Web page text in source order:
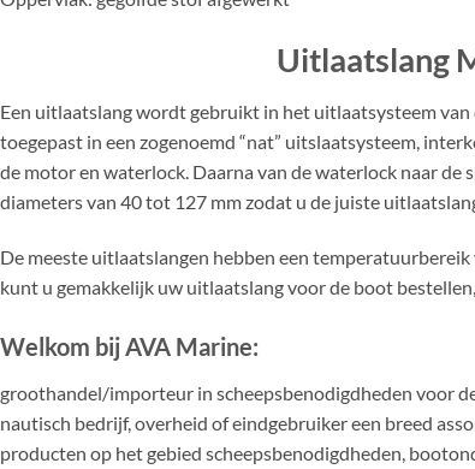
Uitlaatslang
Een uitlaatslang wordt gebruikt in het uitlaatsysteem
toegepast in een zogenoemd “nat” uitslaatsysteem,
de motor en waterlock. Daarna van de waterlock naar de
diameters van 40 tot 127 mm zodat u de juiste
De meeste uitlaatslangen hebben een
kunt u gemakkelijk uw uitlaatslang voor de boot
Welkom bij AVA Marine:
groothandel/importeur in scheepsbenodigdheden voor
nautisch bedrijf, overheid of eindgebruiker een breed
producten op het gebied scheepsbenodigdheden,